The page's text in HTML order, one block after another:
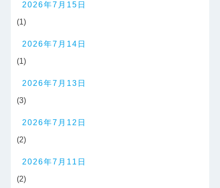
2026年7月15日
(1)
2026年7月14日
(1)
2026年7月13日
(3)
2026年7月12日
(2)
2026年7月11日
(2)